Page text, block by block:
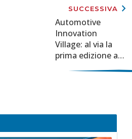
SUCCESSIVA keyboard_arrow_right
Automotive
Innovation
Village: al via la
prima edizione ad